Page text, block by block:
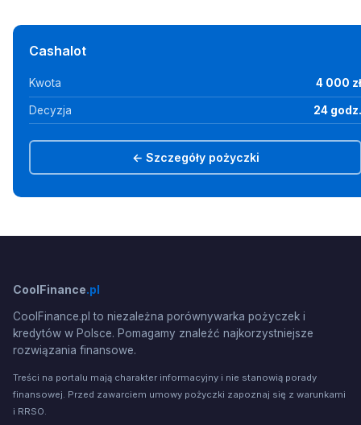
Cashalot
Kwota 4 000 zł
Decyzja 24 godz.
← Szczegóły pożyczki
CoolFinance.pl
CoolFinance.pl to niezależna porównywarka pożyczek i
kredytów w Polsce. Pomagamy znaleźć najkorzystniejsze
rozwiązania finansowe.
Treści na portalu mają charakter informacyjny i nie stanowią porady
finansowej. Przed zawarciem umowy pożyczki zapoznaj się z warunkami
i RRSO.